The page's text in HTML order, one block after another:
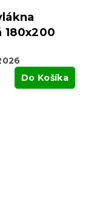
180x200
Do Košíka